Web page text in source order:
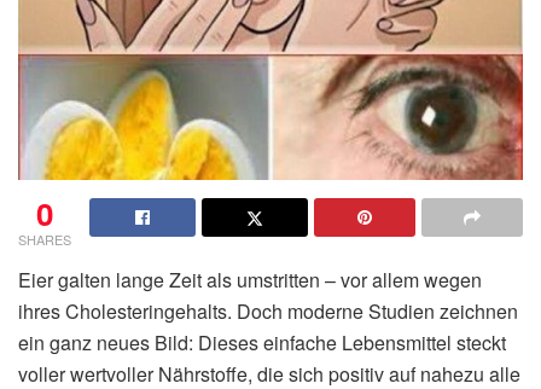
0
SHARES
Eier galten lange Zeit als umstritten – vor allem wegen
ihres Cholesteringehalts. Doch moderne Studien zeichnen
ein ganz neues Bild: Dieses einfache Lebensmittel steckt
voller wertvoller Nährstoffe, die sich positiv auf nahezu alle